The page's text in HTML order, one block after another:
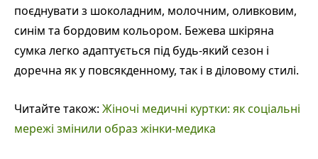
поєднувати з шоколадним, молочним, оливковим,
синім та бордовим кольором. Бежева шкіряна
сумка легко адаптується під будь-який сезон і
доречна як у повсякденному, так і в діловому стилі.
Читайте також: Жіночі медичні куртки: як соціальні
мережі змінили образ жінки-медика